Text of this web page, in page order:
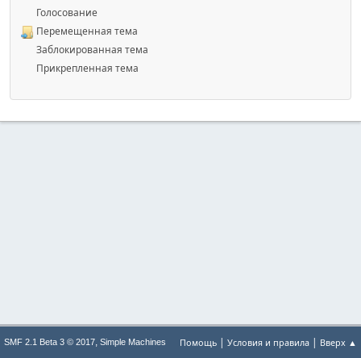
Голосование
Перемещенная тема
Заблокированная тема
Прикрепленная тема
Помощь | Условия и правила | Вверх ▲
SMF 2.1 Beta 3 © 2017, Simple Machines